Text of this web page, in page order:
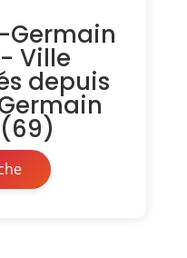
Germain
Ville
depuis